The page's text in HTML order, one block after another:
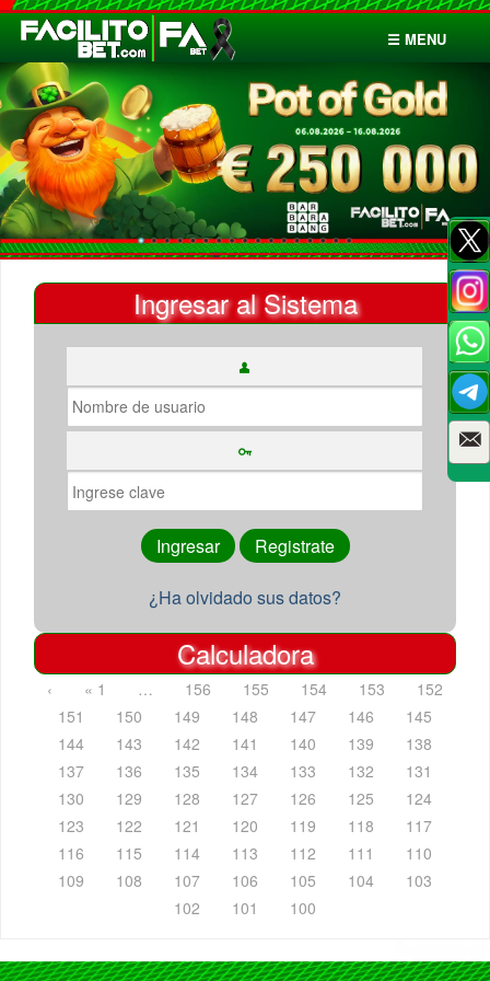
☰ MENU
Inicio
Apuestas
Cuentas
Ingresar al Sistema
¿Ha olvidado sus datos?
Calculadora
‹ « 1 … 156 155 154 153
152
151
150 149 148 147 146
145
144
143 142 141 140 139
138
137
136 135 134 133 132
131
130
129 128 127 126 125
124
123
122 121 120 119 118
117
116
115 114 113 112 111
110
109
108 107 106 105 104
103
102
101 100